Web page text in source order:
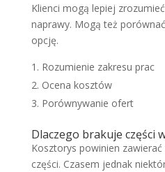
Klienci mogą lepiej
naprawy. Mogą też
opcję.
Rozumienie zakresu prac
Ocena kosztów
Porównywanie ofert
Dlaczego brakuje części
Kosztorys powinien
części. Czasem jednak